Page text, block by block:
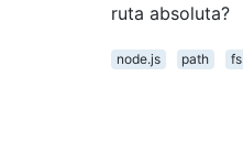
ruta absoluta?
node.js path
fs